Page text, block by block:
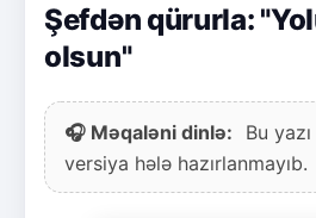
Şefdən qürurla:
olsun"
🎧 Məqaləni dinlə:
Bu
versiya hələ hazırlanmayıb.